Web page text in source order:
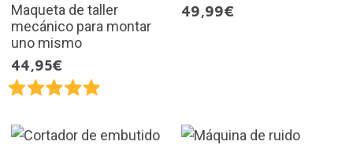
Maqueta de taller
mecánico para montar
uno mismo
44,95€
49,99€